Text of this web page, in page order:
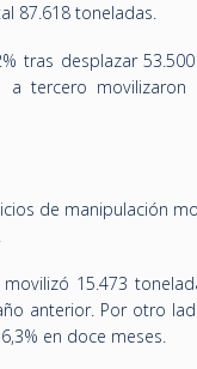
87.618 toneladas.
tras desplazar
tercero
de manipulación
15.473
anterior. Por otro
en doce meses.